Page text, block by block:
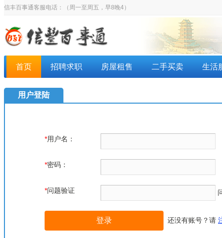
信丰百事通客服电话： （周一至周五，早8晚4）
首页 招聘求职 房屋租售 二手买卖 生活
用户登陆
*用户名：
*密码：
*问题验证
还没有账号？请